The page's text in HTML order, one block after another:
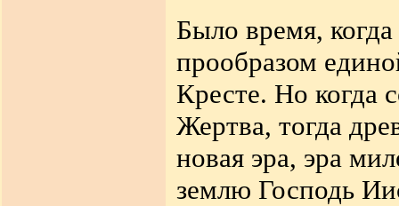
Было время,
прообразом
Кресте. Но когда
Жертва, тогда
новая эра, эра
землю Господь